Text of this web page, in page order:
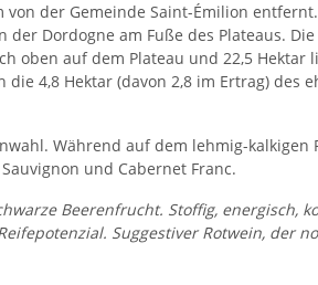
der Gemeinde Saint-Émilion
Dordogne am Fuße des Plateaus.
auf dem Plateau und 22,5 Hektar
4,8 Hektar (davon 2,8 im Ertrag) des
Während auf dem lehmig-
und Cabernet Franc.
Beerenfrucht. Stoffig, energisch,
Suggestiver Rotwein, der